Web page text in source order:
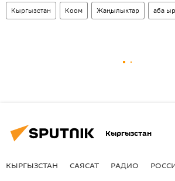
Кыргызстан Коом Жаңылыктар аба
Кыргызстан
КЫРГЫЗСТАН САЯСАТ РАДИО